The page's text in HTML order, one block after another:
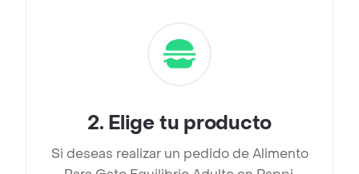
2. Elige tu producto
Si deseas realizar un pedido de Alimento